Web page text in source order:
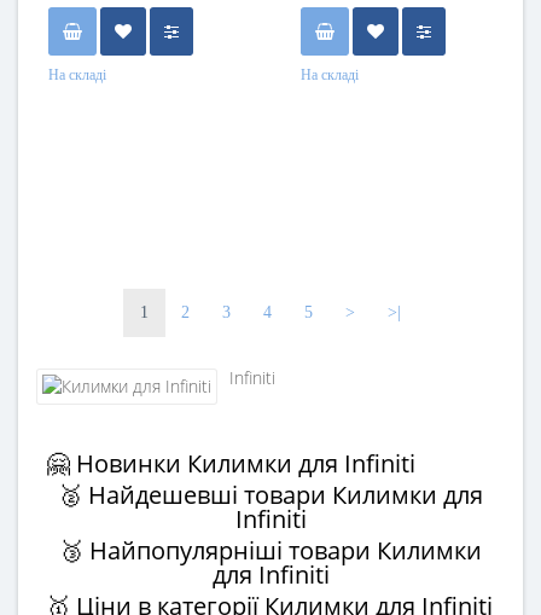
На складі На складі
1 2 3 4 5 > >|
Infiniti
🤗 Новинки Килимки для Infiniti
🥈 Найдешевші товари Килимки для
Infiniti
🥉 Найпопулярніші товари Килимки
для Infiniti
🥇 Ціни в категорії Килимки для Infiniti